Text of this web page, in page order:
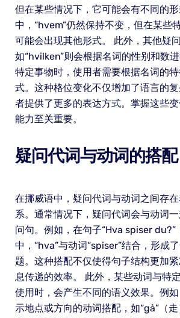
但在某些情况下，它可能会有不同的
中，“hvem”仍然保持不变，但在某些
可能会出现其他形式。 此外，其他疑
如“hvilken”则会根据名词的性别和数
特定事物时，使用者需要根据名词的
式。这种格位变化不仅增加了语言的
者提供了更多的表达方式。掌握这些
能力至关重要。
疑问代词与动词的搭配
在挪威语中，疑问代词与动词之间存
系。通常情况下，疑问代词会与动词
问句。例如，在句子“Hva spiser du?”
中，“hva”与动词“spiser”结合，形成
题。这种搭配不仅使得句子结构更加
息传递的效率。 此外，某些动词与特
使用时，会产生不同的语义效果。例
示地点或方向的动词搭配，如“gå”（走